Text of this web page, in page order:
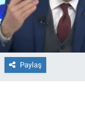
Paylaş
Forum
Gerçeğin İzinde
Gün Başlıyor